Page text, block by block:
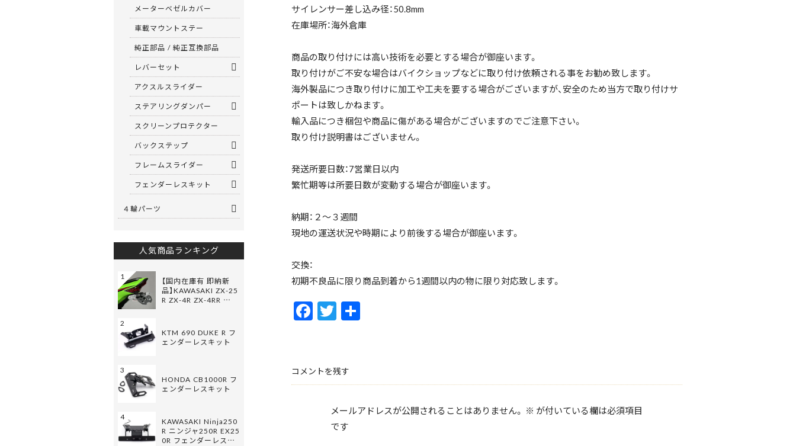
サイレンサー差し込み径：50.8mm
在庫場所：海外倉庫
商品の取り付けには高い技術を必要とする場合が御座います。
取り付けがご不安な場合はバイクショップなどに取り付け依頼される事をお勧め致します。
海外製品につき取り付けに加工や工夫を要する場合がございますが、安全のため当方で取り付けサ
ポートは致しかねます。
輸入品につき梱包や商品に傷がある場合がございますのでご注意下さい。
取り付け説明書はございません。
発送所要日数：7営業日以内
繁忙期等は所要日数が変動する場合が御座います。
納期：２〜３週間
現地の運送状況や時期により前後する場合が御座います。
交換：
初期不良品に限り商品到着から1週間以内の物に限り対応致します。
F
ac
b
o
T
w
er
コメントを残す
メールアドレスが公開されることはありません。 ※ が付いている欄は必須項目
です
メーターベゼルカバー
車載マウントステー
純正部品 / 純正互換部品
レバーセット
アクスルスライダー
ステアリングダンパー
スクリーンプロテクター
バックステップ
フレームスライダー
フェンダーレスキット
４輪パーツ
人気商品ランキング
【国内在庫有 即納新
品】KAWASAKI ZX-25
R ZX-4R ZX-4RR …
1
KTM 690 DUKE R フ
ェンダーレスキット
2
HONDA CB1000R フ
ェンダーレスキット
3
KAWASAKI Ninja250
R ニンジャ250R EX25
0R フェンダーレス…
4